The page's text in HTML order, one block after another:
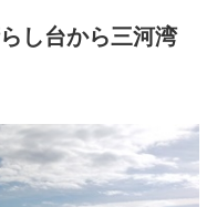
し台から三河湾